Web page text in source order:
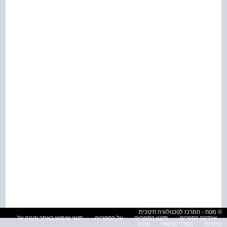
© מטח - המרכז לטכנולוגיה חינוכית
אינדקס הספרים
תקנון הספרייה על הספרייה
תנאי שימוש באתר והגנה על
פרטיות
הסדרי נגישות עזרה